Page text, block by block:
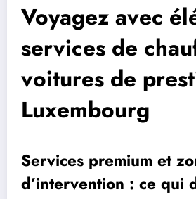
Voyagez avec
services de
voitures de
Luxembourg
Services premium et
d’intervention : ce qui